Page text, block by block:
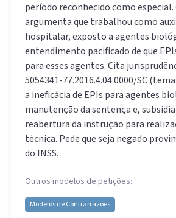
período reconhecido como especial.
argumenta que trabalhou como
hospitalar, exposto a agentes
entendimento pacificado de que
para esses agentes. Cita
5054341-77.2016.4.04.0000/SC
a ineficácia de EPIs para agentes
manutenção da sentença e,
reabertura da instrução para
técnica. Pede que seja negado
do INSS.
Outros modelos de petições:
Modelos deContrarrazões